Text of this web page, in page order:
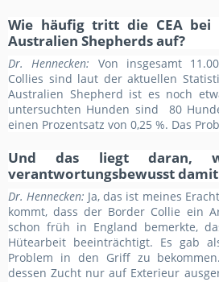
Wie häufig tritt die CEA bei
Australien Shepherds auf?
Dr. Hennecken:
Von insgesamt
Collies sind laut der aktuellen
Australien Shepherd ist es noch
untersuchten Hunden sind 80
einen Prozentsatz von 0,25 %. Das
Und das liegt daran,
verantwortungsbewusst damit
Dr. Hennecken: Ja, das ist meines
kommt, dass der Border Collie ein
schon früh in England bemerkte,
Hütearbeit beeinträchtigt. Es gab
Problem in den Griff zu
dessen Zucht nur auf Exterieur